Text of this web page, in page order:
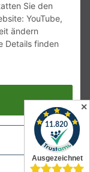
Sie den
YouTube,
ändern
Details finden
✕